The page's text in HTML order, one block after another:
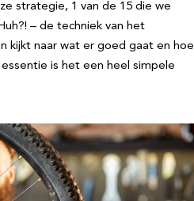
strategie, 1 van de 15 die we
– de techniek van het
kijkt naar wat er goed gaat en hoe
is het een heel simpele